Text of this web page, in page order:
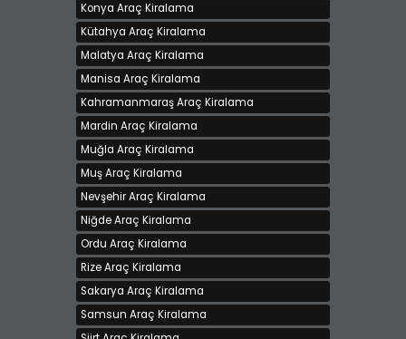
Konya Araç Kiralama
Kütahya Araç Kiralama
Malatya Araç Kiralama
Manisa Araç Kiralama
Kahramanmaraş Araç Kiralama
Mardin Araç Kiralama
Muğla Araç Kiralama
Muş Araç Kiralama
Nevşehir Araç Kiralama
Niğde Araç Kiralama
Ordu Araç Kiralama
Rize Araç Kiralama
Sakarya Araç Kiralama
Samsun Araç Kiralama